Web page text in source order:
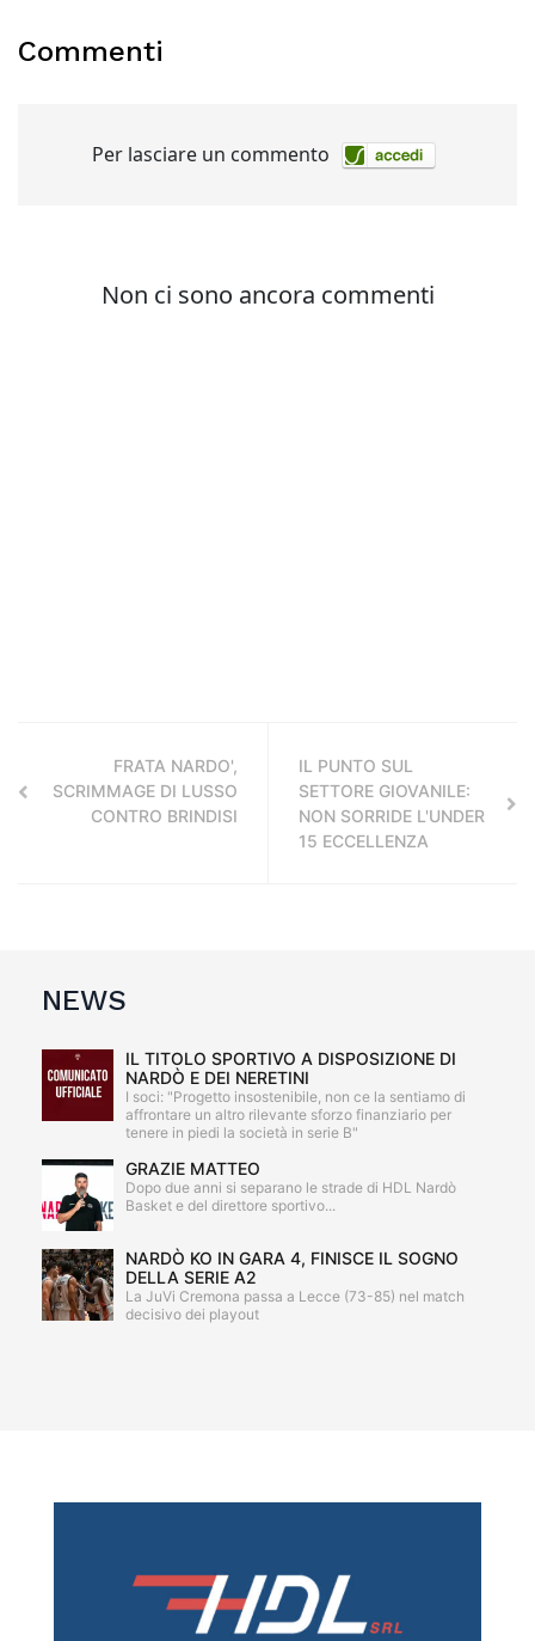
Commenti
FRATA NARDO',
SCRIMMAGE DI LUSSO
CONTRO BRINDISI
IL PUNTO SUL
SETTORE GIOVANILE:
NON SORRIDE L'UNDER
15 ECCELLENZA
NEWS
IL TITOLO SPORTIVO A DISPOSIZIONE DI
NARDÒ E DEI NERETINI
I soci: "Progetto insostenibile, non ce la sentiamo di
affrontare un altro rilevante sforzo finanziario per
tenere in piedi la società in serie B"
GRAZIE MATTEO
Dopo due anni si separano le strade di HDL Nardò
Basket e del direttore sportivo...
NARDÒ KO IN GARA 4, FINISCE IL SOGNO
DELLA SERIE A2
La JuVi Cremona passa a Lecce (73-85) nel match
decisivo dei playout